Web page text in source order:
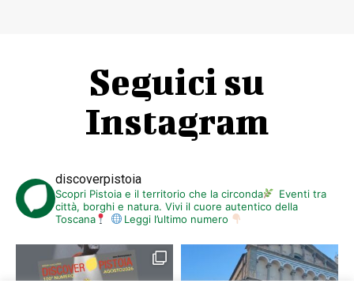
Seguici su
Instagram
discoverpistoia
Scopri Pistoia e il territorio che la circonda
Eventi tra
città, borghi e natura. Vivi il cuore autentico della
Toscana
Leggi l’ultimo numero